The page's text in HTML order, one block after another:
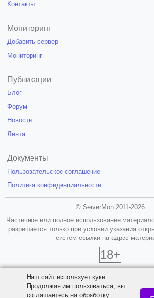
Контакты
Мониторинг
Добавить сервер
Мониторинг
Публикации
Блог
Форум
Новости
Лента
Документы
Пользовательское соглашение
Политика конфиденциальности
© ServerMon 2011-2026
Частичное или полное использование
разрешается только при условии указания
систем ссылки на адрес
18+
Наш сайт использует куки.
Продолжая им пользоваться, вы
соглашаетесь на обработку